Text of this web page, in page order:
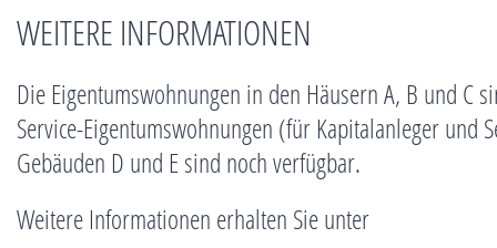
WEITERE INFORMATIONEN
Die Eigentumswohnungen in den Häusern A, B und C
Service-Eigentumswohnungen (für Kapitalanleger und
Gebäuden D und E sind noch verfügbar.
Weitere Informationen erhalten Sie unter